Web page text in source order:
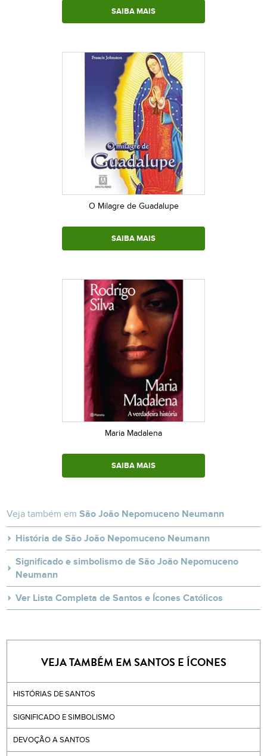
SAIBA MAIS
O Milagre de Guadalupe
SAIBA MAIS
Maria Madalena
SAIBA MAIS
Veja também emSão João Nepomuceno Neumann
História de São João Nepomuceno Neumann
Significado e simbolismo de São João Nepomuceno
Neumann
Ver Lista Completa de Santos e Ícones Católicos
VEJA TAMBÉM EM SANTOS E ÍCONES
HISTÓRIAS DE SANTOS
SIGNIFICADO E SIMBOLISMO
DEVOÇÃO A SANTOS